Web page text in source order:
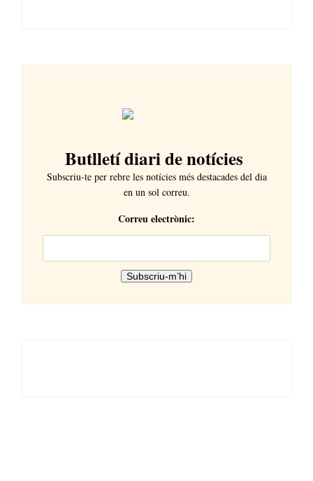
Butlletí diari de notícies
Subscriu-te per rebre les notícies més destacades del dia
en un sol correu.
Correu electrònic: